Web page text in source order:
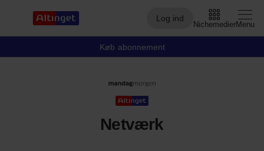
Log ind
NichemedierMenu
Køb abonnement
Netværk